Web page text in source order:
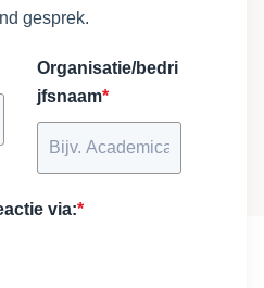
gesprek.
Organisatie/bedri
jfsnaam*
via:*